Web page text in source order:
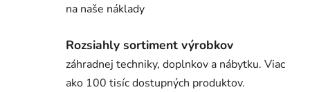
na naše náklady
Rozsiahly sortiment výrobkov
záhradnej techniky, doplnkov a nábytku. Viac
ako 100 tisíc dostupných produktov.